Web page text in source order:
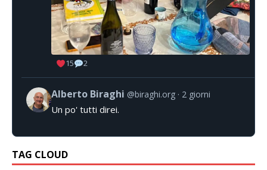
15 2
Alberto Biraghi @biraghi.org 2 giorni
Un po' tutti direi.
TAG CLOUD